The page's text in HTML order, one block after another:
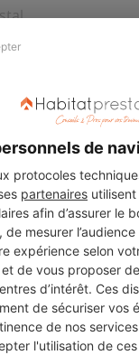
de
protocoles
partenaires
afin d’assurer le
mesurer
expérience selon
de vous proposer
d’intérêt. Ces
de sécuriser vos
de nos
l'utilisation de
DEMANDER UN